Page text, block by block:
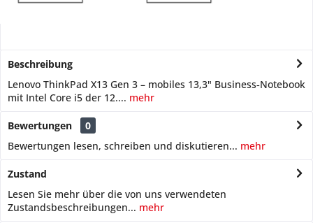
Beschreibung
Lenovo ThinkPad X13 Gen 3 – mobiles 13,3" Business‑Notebook
mit Intel Core i5 der 12.... mehr
Bewertungen
0
Bewertungen lesen, schreiben und diskutieren... mehr
Zustand
Lesen Sie mehr über die von uns verwendeten
Zustandsbeschreibungen... mehr